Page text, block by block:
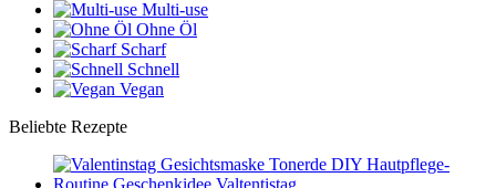
Multi-use
Ohne Öl
Scharf
Schnell
Vegan
Beliebte Rezepte